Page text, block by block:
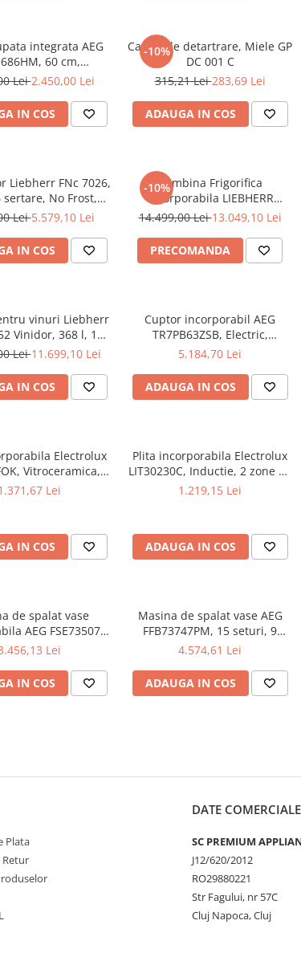
integrata AEG
60 cm,
plita, 1 motor, 3
lavabil, Putere de
- 750 mc/h, Control
Lei2.450,00 Lei
IN COS
-10%
Cartus de detartrare, Miele GP
DC 001 C
315,21 Lei283,69 Lei
ADAUGA IN COS
Liebherr FNc 7026,
sertare, No Frost,
Clasa C,
cm, Alb
Lei5.579,10 Lei
IN COS
-10%Combina Frigorifica
Incorporabila LIEBHERR
ICBNci 5663 Prime, 276l, H
DuoCooling, BioFresh,
SuperSilent, Clasa C, Alb
14.499,00 Lei13.049,10 Lei
PRECOMANDA
vinuri Liebherr
Vinidor, 368 l, 155
F, 185.4 cm,
Lei11.699,10 Lei
IN COS
Cuptor incorporabil AEG
TR7PB63ZSB, Electric,
SteamCrisp-gatire cu abur,
Autocuratare pirolitica,
Control touch, 167 programe
5.184,70 Lei
ADAUGA IN COS
Electrolux
Vitroceramica, 4
Control touch, 59
Lei
IN COS
Plita incorporabila Electrolux
LIT30230C, Inductie, 2 zone de
gatit, Power boost, Control
1.219,15 Lei
ADAUGA IN COS
de spalat vase
AEG FSE73507P,
7 programe, Clasa
SatelliteClean,
45 cm, Alb
Lei
IN COS
Masina de spalat vase AEG
FFB73747PM, 15 seturi, 9
programe, Motor Inverter,
60 cm, Inox
4.574,61 Lei
ADAUGA IN COS
Plata
Retur
DATE COMERCIALE
SC PREMIUM
J12/620/2012
RO29880221
Str Fagului, nr 57C
Cluj Napoca, Cluj